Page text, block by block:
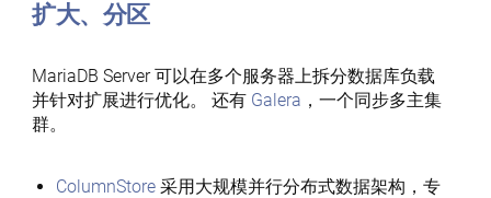
扩大、分区
MariaDB Server 可以在多个服务器上拆分数据库负载
并针对扩展进行优化。 还有 Galera ，一个同步多主集
群。
ColumnStore采用大规模并行分布式数据架构，专